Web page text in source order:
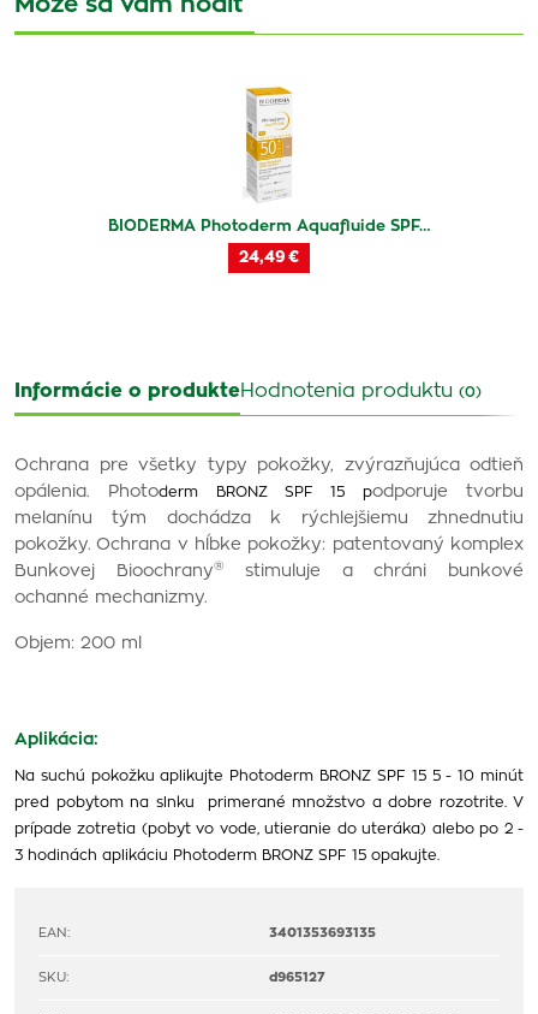
Môže sa vám hodiť
BIODERMA Photoderm Aquafluide SPF…
24,49 €
Informácie o produkteHodnotenia produktu (0)
Ochrana pre všetky typy pokožky, zvýrazňujúca odtieň
opálenia. Photoderm BRONZ SPF 15 podporuje tvorbu
melanínu tým dochádza k rýchlejšiemu zhnednutiu
pokožky. Ochrana v hĺbke pokožky: patentovaný komplex
Bunkovej Bioochrany®
stimuluje a chráni bunkové
ochanné mechanizmy.
Objem: 200 ml
Aplikácia:
Na suchú pokožku aplikujte Photoderm BRONZ SPF 15 5 - 10 minút
pred pobytom na slnku primerané množstvo a dobre rozotrite. V
prípade zotretia (pobyt vo vode, utieranie do uteráka) alebo po 2 -
3 hodinách aplikáciu Photoderm BRONZ SPF 15 opakujte.
EAN: 3401353693135
SKU: d965127